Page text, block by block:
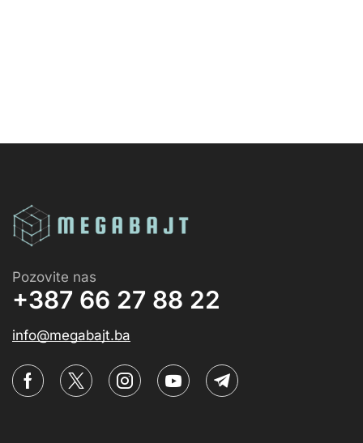
Pozovite nas
+387 66 27 88 22
info@megabajt.ba